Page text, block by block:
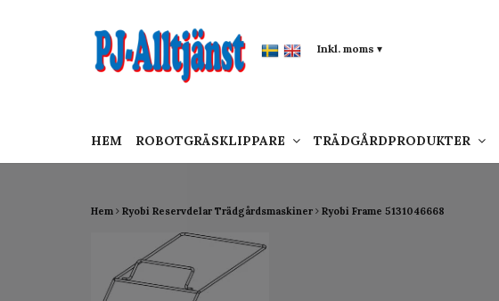
Hem Ryobi Reservdelar Trädgårdsmaskiner Ryobi Frame 5131046668
Inkl. moms ▾
HEM ROBOTGRÄSKLIPPARE TRÄDGÅRDPRODUKTER